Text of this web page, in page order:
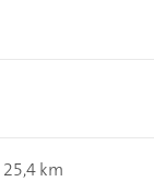
25,4 km